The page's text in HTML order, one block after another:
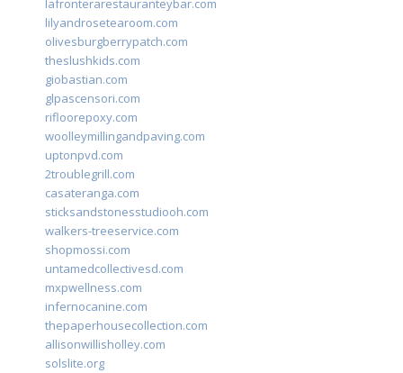
lafronterarestauranteybar.com
lilyandrosetearoom.com
olivesburgberrypatch.com
theslushkids.com
giobastian.com
glpascensori.com
rifloorepoxy.com
woolleymillingandpaving.com
uptonpvd.com
2troublegrill.com
casateranga.com
sticksandstonesstudiooh.com
walkers-treeservice.com
shopmossi.com
untamedcollectivesd.com
mxpwellness.com
infernocanine.com
thepaperhousecollection.com
allisonwillisholley.com
solslite.org